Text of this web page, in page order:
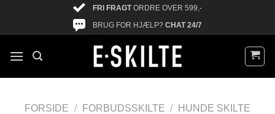
FRI FRAGTORDRE OVER 599,-
BRUG FOR HJÆLP? CHAT 24/7
FORSIDE / FORBUDSSKILTE / HUNDE SKILTE